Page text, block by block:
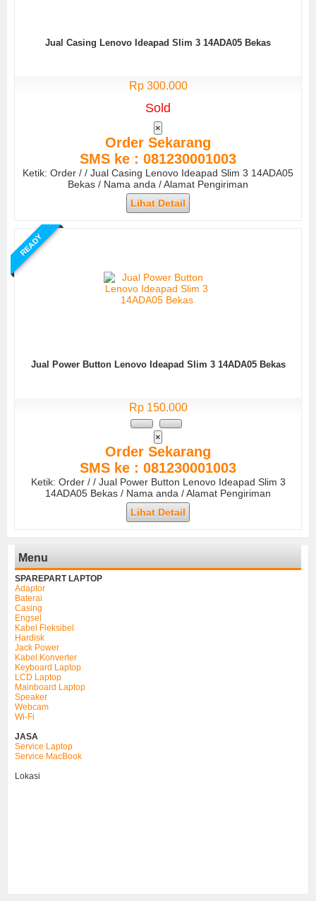
Jual Casing Lenovo Ideapad Slim 3 14ADA05 Bekas
Rp 300.000
Sold
×
Order Sekarang
SMS ke : 081230001003
Ketik: Order / / Jual Casing Lenovo Ideapad Slim 3 14ADA05
Bekas / Nama anda / Alamat Pengiriman
Lihat Detail
READY
Jual Power Button Lenovo Ideapad Slim 3 14ADA05 Bekas
Rp 150.000
×
Order Sekarang
SMS ke : 081230001003
Ketik: Order / / Jual Power Button Lenovo Ideapad Slim 3
14ADA05 Bekas / Nama anda / Alamat Pengiriman
Lihat Detail
Menu
SPAREPART LAPTOP
Adaptor
Baterai
Casing
Engsel
Kabel Fleksibel
Hardisk
Jack Power
Kabel Konverter
Keyboard Laptop
LCD Laptop
Mainboard Laptop
Speaker
Webcam
Wi-Fi
JASA
Service Laptop
Service MacBook
Lokasi